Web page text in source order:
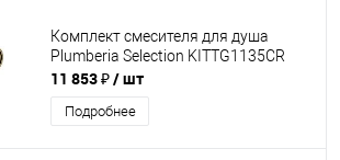
Комплект смесителя для душа
Plumberia Selection KITTG1135CR
11 853 ₽/ шт
Подробнее